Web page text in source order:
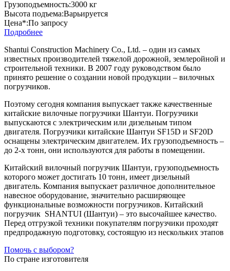
Грузоподъемность:3000 кг
Высота подъема:Варьируется
Цена*:По запросу
Подробнее
Shantui Construction Machinery Co., Ltd. – один из самых
известных производителей тяжелой дорожной, землеройной и
строительной техники. В 2007 году руководством было
принято решение о создании новой продукции – вилочных
погрузчиков.
Поэтому сегодня компания выпускает также качественные
китайские вилочные погрузчики Шантуи. Погрузчики
выпускаются с электрическим или дизельным типом
двигателя. Погрузчики китайские Шантуи SF15D и SF20D
оснащены электрическим двигателем. Их грузоподъемность –
до 2-х тонн, они используются для работы в помещении.
Китайский вилочный погрузчик Шантуи, грузоподъемность
которого может достигать 10 тонн, имеет дизельный
двигатель. Компания выпускает различное дополнительное
навесное оборудование, значительно расширяющее
функциональные возможности погрузчиков. Китайский
погрузчик SHANTUI (Шантуи) – это высочайшее качество.
Перед отгрузкой техники покупателям погрузчики проходят
предпродажную подготовку, состоящую из нескольких этапов
Помочь с выбором?
По стране изготовителя